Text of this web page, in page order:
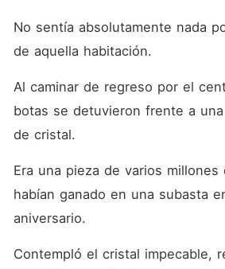
No sentía absolutamente nada
de aquella habitación.
Al caminar de regreso por el
botas se detuvieron frente a
de cristal.
Era una pieza de varios millones
habían ganado en una subasta
aniversario.
Contempló el cristal impecable,